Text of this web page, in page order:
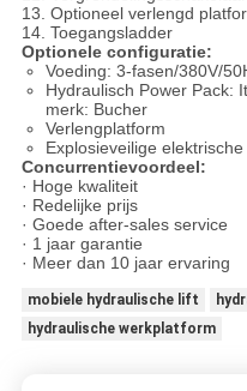
13. Optioneel verlengd
14. Toegangsladder
Optionele configuratie:
Voeding: 3-fasen/380V/
Hydraulisch Power Pack:
merk: Bucher
Verlengplatform
Explosieveilige
Concurrentievoordeel:
· Hoge kwaliteit
· Redelijke prijs
· Goede after-sales service
· 1 jaar garantie
· Meer dan 10 jaar ervaring
mobiele hydraulische lift
hydraulische werkplatform